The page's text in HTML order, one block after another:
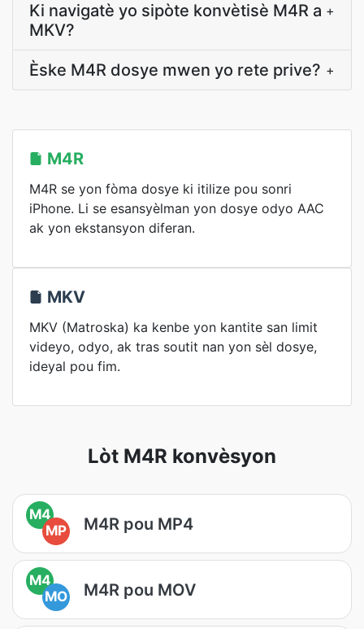
Ki navigatè yo sipòte konvètisè M4R a
MKV?
+
Èske M4R dosye mwen yo rete prive? +
M4R
M4R se yon fòma dosye ki itilize pou sonri
iPhone. Li se esansyèlman yon dosye odyo AAC
ak yon ekstansyon diferan.
MKV
MKV (Matroska) ka kenbe yon kantite san limit
videyo, odyo, ak tras soutit nan yon sèl dosye,
ideyal pou fim.
Lòt M4R konvèsyon
M4
MP
M4R pou MP4
M4
MO
M4R pou MOV